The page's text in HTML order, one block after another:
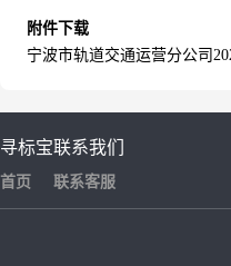
附件下载
宁波市轨道交通运营分公司
寻标宝
首页
联系我们
联系客服